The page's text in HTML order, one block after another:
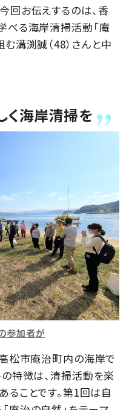
回お伝えするのは、香
べる海岸清掃活動「庵
溝渕誠（48）さんと中
く海岸清掃を
参加者が
高松市庵治町内の海岸で
の特徴は、清掃活動を楽
ることです。第1回は自